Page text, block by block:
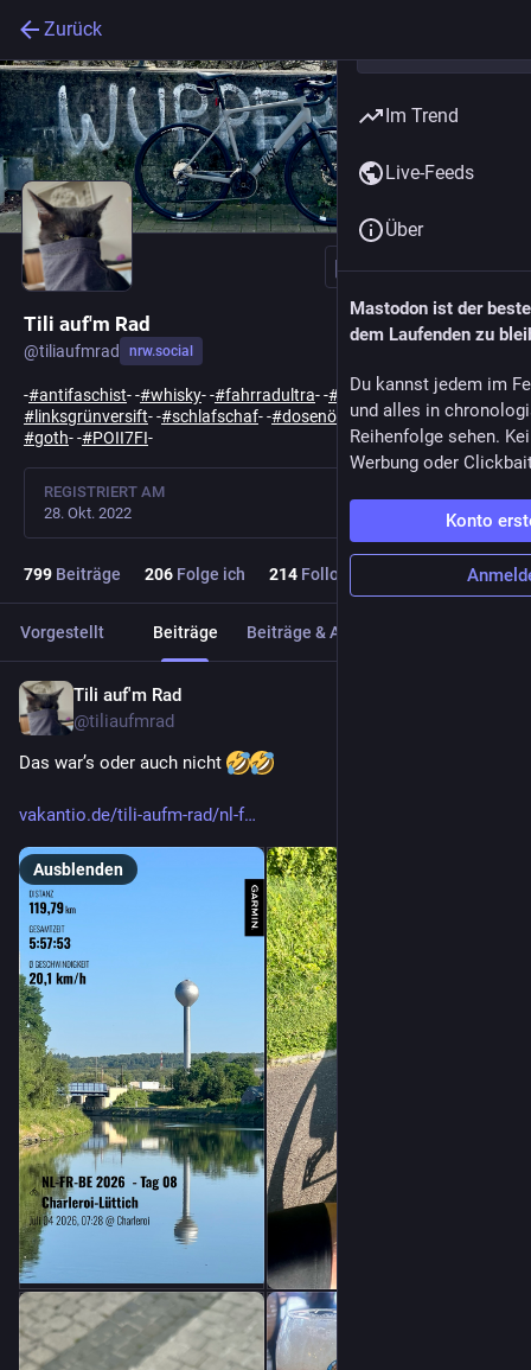
Zurück
Folgen
Tili auf'm Rad
@tiliaufmrad nrw.social
-#antifaschist- -#whisky- -#fahrradultra- -# laufen- -
# linksgrünversift- -#schlafschaf- -#dosenöffner- -#schottland- -
#goth- -#POII7FI-
REGISTRIERT AM
28. Okt. 2022
799 Beiträge 206 Folge ich 214 Follower
Vorgestellt Beiträge Beiträge & Antworten
Tili auf'm Rad
@tiliaufmrad
Das war’s oder auch nicht
vakantio.de/tili-aufm-rad/nl-f
Ausblenden
Im Trend
Live-Feeds
Über
Mastodon ist der
dem Laufenden zu
Du kannst jedem im
und alles in
Reihenfolge sehen.
Werbung oder
Konto